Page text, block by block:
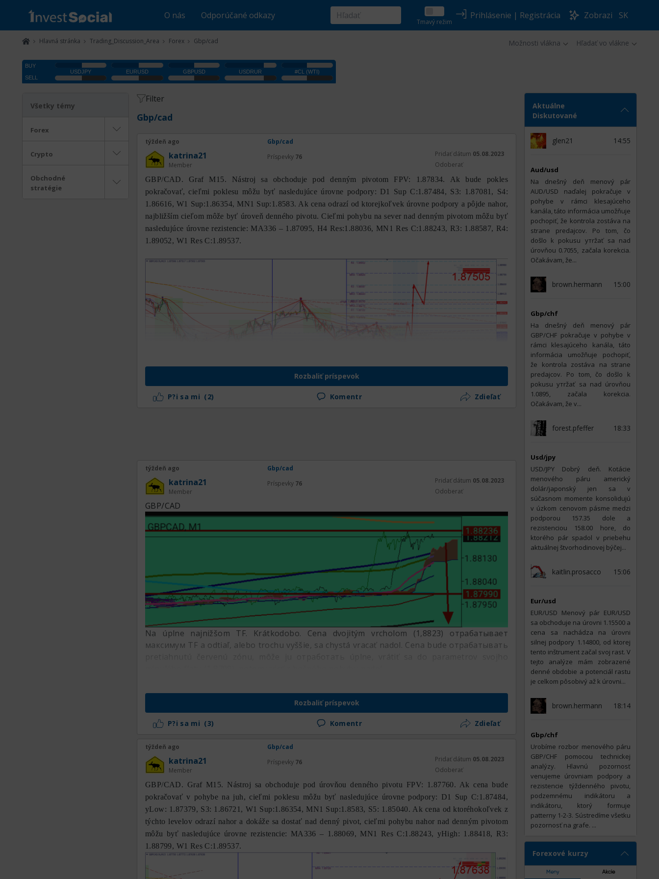
O nás Odporúčané odkazy
Tmavý režim
Prihlásenie | Registrácia Zobrazi SK
Hlavná stránka Trading_Discussion_Area Forex Gbp/cad Možnosti vlákna Hľadať vo vlákne
Všetky témy
Forex
Crypto
Obchodné
stratégie
Filter
Gbp/cad
týždeň ago Gbp/cad
katrina21
Member
Príspevky 76 Pridať dátum 05.08.2023
Odoberať
GBP/CAD. Graf M15. Nástroj sa obchoduje pod denným pivotom FPV: 1.87834. Ak bude pokles
pokračovať, cieľmi poklesu môžu byť nasledujúce úrovne podpory: D1 Sup C:1.87484, S3: 1.87081, S4:
1.86616, W1 Sup:1.86354, MN1 Sup:1.8583. Ak cena odrazí od ktorejkoľvek úrovne podpory a pôjde nahor,
najbližším cieľom môže byť úroveň denného pivotu. Cieľmi pohybu na sever nad denným pivotom môžu byť
nasledujúce úrovne rezistencie: МА336 – 1.87095, H4 Res:1.88036, MN1 Res C:1.88243, R3: 1.88587, R4:
1.89052, W1 Res C:1.89537.
Rozbaliť príspevok
P?i sa mi (2) Komentr Zdieľať
týždeň ago Gbp/cad
katrina21
Member
Príspevky 76 Pridať dátum 05.08.2023
Odoberať
GBP/CAD
Na úplne najnižšom TF. Krátkodobo. Cena dvojitým vrcholom (1,8823) отрабатывает
максимум TF a odtiaľ, alebo trochu vyššie, sa chystá vracať nadol. Cena bude отрабатывать
Rozbaliť príspevok
P?i sa mi (3) Komentr Zdieľať
týždeň ago Gbp/cad
katrina21
Member
Príspevky 76 Pridať dátum 05.08.2023
Odoberať
GBP/CAD. Graf M15. Nástroj sa obchoduje pod úrovňou denného pivotu FPV: 1.87760. Ak cena bude
pokračovať v pohybe na juh, cieľmi poklesu môžu byť nasledujúce úrovne podpory: D1 Sup C:1.87484,
yLow: 1.87379, S3: 1.86721, W1 Sup:1.86354, MN1 Sup:1.8583, S5: 1.85040. Ak cena od ktoréhokoľvek z
týchto levelov odrazí nahor a dokáže sa dostať nad denný pivot, cieľmi pohybu nahor nad denným pivotom
môžu byť nasledujúce úrovne rezistencie: МА336 – 1.88069, MN1 Res C:1.88243, yHigh: 1.88418, R3:
1.88799, W1 Res C:1.89537.
Aktuálne
Diskutované
glen21 14:55
Aud/usd
Na dnešný deň menový pár
AUD/USD naďalej pokračuje v
pohybe v rámci klesajúceho
kanála, táto informácia umožňuje
pochopiť, že kontrola zostáva na
strane predajcov. Po tom, čo
došlo k pokusu утržať sa nad
úrovňou 0.7055, začala korekcia.
Očakávam, že...
brown.hermann 15:00
Gbp/chf
На dnešný deň menový pár
GBP/CHF pokračuje v pohybe v
rámci klesajúceho kanála, táto
informácia umožňuje pochopiť,
že kontrola zostáva na strane
predajcov. Po tom, čo došlo k
pokusu утržať sa nad úrovňou
1.0895, začala korekcia.
Očakávam, že v...
forest.pfeffer 18:33
Usd/jpy
USD/JPY Dobrý deň. Kotácie
menového páru americký
dolár/japonský jen sa v
súčasnom momente konsolidujú
v úzkom cenovom pásme medzi
podporou 157.35 dole a
rezistenciou 158.00 hore, do
ktorého pár spadol v priebehu
aktuálnej štvorhodinovej býčej...
kaitlin.prosacco 15:06
Eur/usd
EUR/USD Menový pár EUR/USD
sa obchoduje na úrovni 1.15500 a
cena sa nachádza na úrovni
silnej podpory 1.14800, od ktorej
tento inštrument začal svoj rast. V
tejto analýze mám zobrazené
denné obdobie a potenciál rastu
je celkom pôsobivý až k úrovni...
brown.hermann 18:14
Gbp/chf
Urobíme rozbor menového páru
GBP/CHF pomocou technickej
analýzy. Hlavnú pozornosť
venujeme úrovniam podpory a
rezistencie týždenného pivotu,
podzemnému indikátoru a
indikátoru, ktorý formuje
patterny 1-2-3. Sústredíme všetku
pozornosť na grafe. ...
Forexové kurzy
Meny Akcie